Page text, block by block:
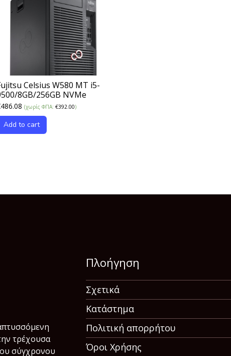
Celsius W580 MT i5-
8GB/256GB NVMe
486.08 (χωρίς ΦΠΑ: €392.00)
Add to cart
τρέχουσα
σύγχρονου
Πλοήγηση
Σχετικά
Κατάστημα
Πολιτική απορρήτου
Όροι Χρήσης